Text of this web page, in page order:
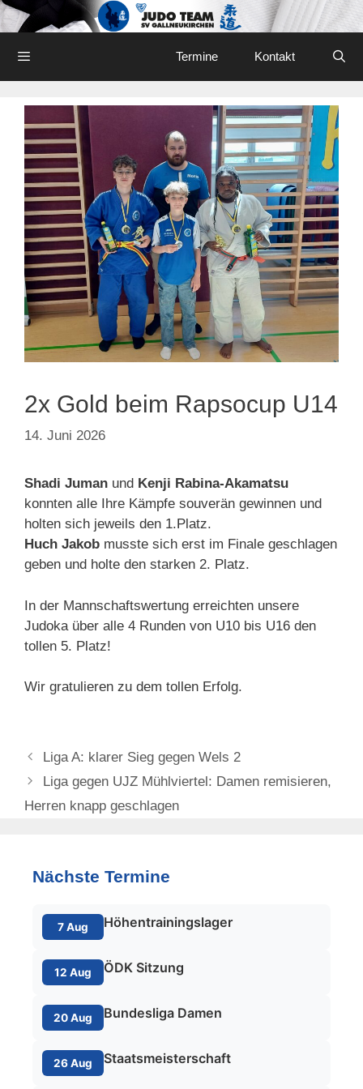
Skip
to
content
Termine Kontakt
2x Gold beim Rapsocup U14
14. Juni 2026
Shadi Juman und Kenji Rabina-Akamatsu
konnten alle Ihre Kämpfe souverän gewinnen und
holten sich jeweils den 1.Platz.
Huch Jakob musste sich erst im Finale geschlagen
geben und holte den starken 2. Platz.
In der Mannschaftswertung erreichten unsere
Judoka über alle 4 Runden von U10 bis U16 den
tollen 5. Platz!
Wir gratulieren zu dem tollen Erfolg.
Liga A: klarer Sieg gegen Wels 2
Liga gegen UJZ Mühlviertel: Damen remisieren,
Herren knapp geschlagen
Nächste Termine
7 Aug Höhentrainingslager
12 Aug ÖDK Sitzung
20 Aug Bundesliga Damen
26 Aug Staatsmeisterschaft